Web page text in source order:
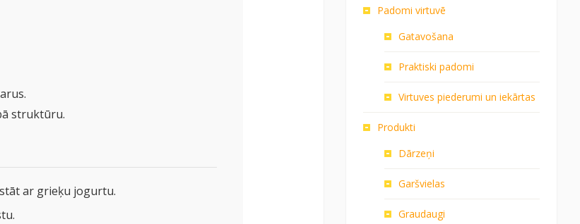
struktūru.
ar grieķu jogurtu.
Padomi virtuvē
Gatavošana
Praktiski padomi
Virtuves piederumi un iekārtas
Produkti
Dārzeņi
Garšvielas
Graudaugi